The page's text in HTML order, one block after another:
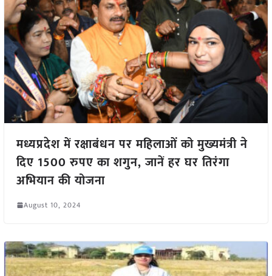
मध्यप्रदेश में रक्षाबंधन पर महिलाओं को मुख्यमंत्री ने
दिए 1500 रुपए का शगुन, जानें हर घर तिरंगा
अभियान की योजना
August 10, 2024